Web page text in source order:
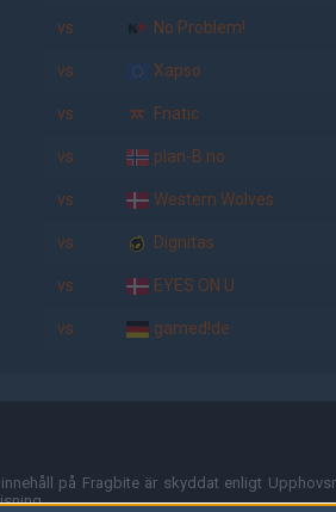
vs. No Problem!
vs. Xapso
vs. Fnatic
vs. plan-B.no
vs. Western Wolves
vs. Dignitas
vs. EYES ON U
vs. gamed!de
på Fragbite är skyddat enligt